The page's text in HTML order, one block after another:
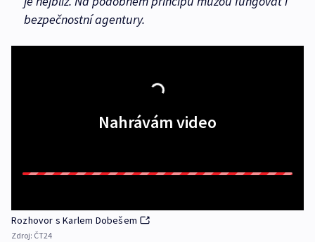
bezpečnostní agentury.
Nahrávám video
Rozhovor s Karlem Dobešem
Zdroj: ČT24